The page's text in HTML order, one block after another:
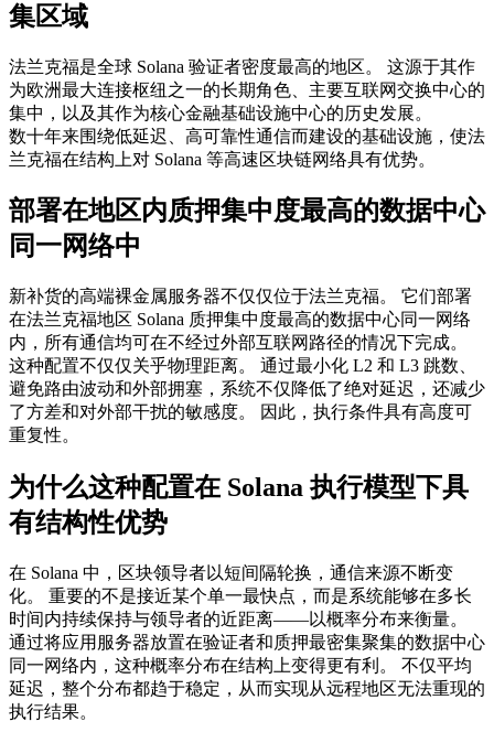
集区域
法兰克福是全球 Solana 验证者密度最高的地区。 这源于其作
为欧洲最大连接枢纽之一的长期角色、主要互联网交换中心的
集中，以及其作为核心金融基础设施中心的历史发展。
数十年来围绕低延迟、高可靠性通信而建设的基础设施，使法
兰克福在结构上对 Solana 等高速区块链网络具有优势。
部署在地区内质押集中度最高的数据中心
同一网络中
新补货的高端裸金属服务器不仅仅位于法兰克福。 它们部署
在法兰克福地区 Solana 质押集中度最高的数据中心同一网络
内，所有通信均可在不经过外部互联网路径的情况下完成。
这种配置不仅仅关乎物理距离。 通过最小化 L2 和 L3 跳数、
避免路由波动和外部拥塞，系统不仅降低了绝对延迟，还减少
了方差和对外部干扰的敏感度。 因此，执行条件具有高度可
重复性。
为什么这种配置在 Solana 执行模型下具
有结构性优势
在 Solana 中，区块领导者以短间隔轮换，通信来源不断变
化。 重要的不是接近某个单一最快点，而是系统能够在多长
时间内持续保持与领导者的近距离——以概率分布来衡量。
通过将应用服务器放置在验证者和质押最密集聚集的数据中心
同一网络内，这种概率分布在结构上变得更有利。 不仅平均
延迟，整个分布都趋于稳定，从而实现从远程地区无法重现的
执行结果。